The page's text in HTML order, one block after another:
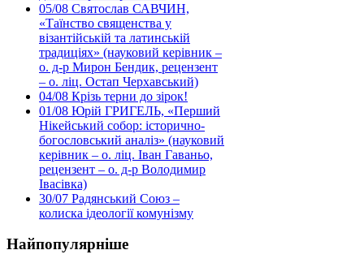
05/08 Святослав САВЧИН,
«Таїнство священства у
візантійській та латинській
традиціях» (науковий керівник –
о. д-р Мирон Бендик, рецензент
– о. ліц. Остап Черхавський)
04/08 Крізь терни до зірок!
01/08 Юрій ГРИГЕЛЬ, «Перший
Нікейський собор: історично-
богословський аналіз» (науковий
керівник – о. ліц. Іван Гаваньо,
рецензент – о. д-р Володимир
Івасівка)
30/07 Радянський Союз –
колиска ідеології комунізму
Найпопулярніше